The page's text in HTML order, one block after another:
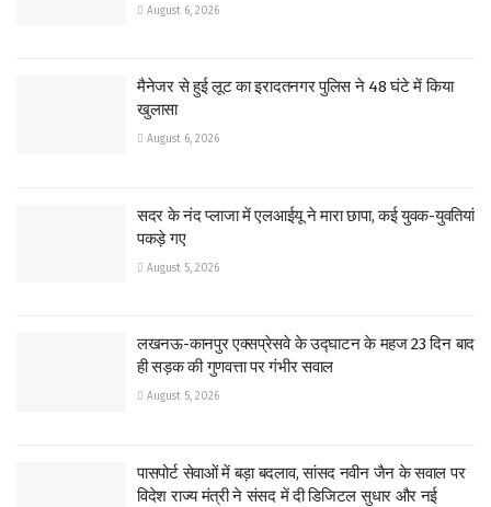
August 6, 2026
मैनेजर से हुई लूट का इरादतनगर पुलिस ने 48 घंटे में किया
खुलासा
August 6, 2026
सदर के नंद प्लाजा में एलआईयू ने मारा छापा, कई युवक-युवतियां
पकड़े गए
August 5, 2026
लखनऊ-कानपुर एक्सप्रेसवे के उद्घाटन के महज 23 दिन बाद
ही सड़क की गुणवत्ता पर गंभीर सवाल
August 5, 2026
पासपोर्ट सेवाओं में बड़ा बदलाव, सांसद नवीन जैन के सवाल पर
विदेश राज्य मंत्री ने संसद में दी डिजिटल सुधार और नई